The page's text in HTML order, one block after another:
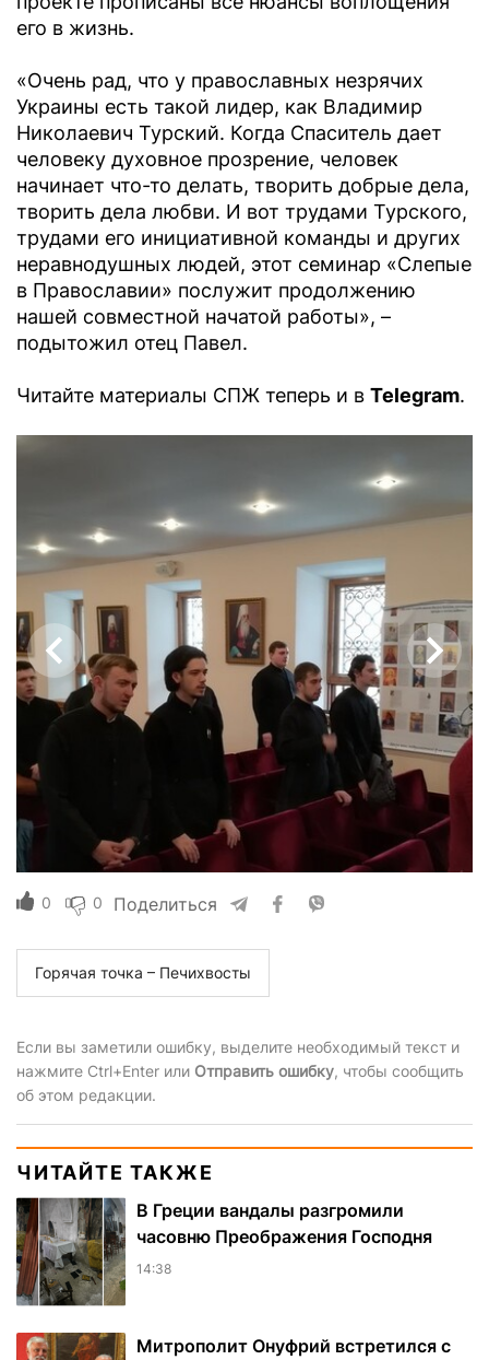
его в жизнь.
«Очень рад, что у православных незрячих
Украины есть такой лидер, как Владимир
Николаевич Турский. Когда Спаситель дает
человеку духовное прозрение, человек
начинает что-то делать, творить добрые дела,
творить дела любви. И вот трудами Турского,
трудами его инициативной команды и других
неравнодушных людей, этот семинар «Слепые
в Православии» послужит продолжению
нашей совместной начатой работы», –
подытожил отец Павел.
Читайте материалы СПЖ теперь и в Telegram.
0 0 Поделиться
Горячая точка – Печихвосты
Если вы заметили ошибку, выделите необходимый текст и
нажмите Ctrl+Enter или Отправить ошибку, чтобы сообщить
об этом редакции.
ЧИТАЙТЕ ТАКЖЕ
В Греции вандалы разгромили
часовню Преображения Господня
14:38
Митрополит Онуфрий встретился с